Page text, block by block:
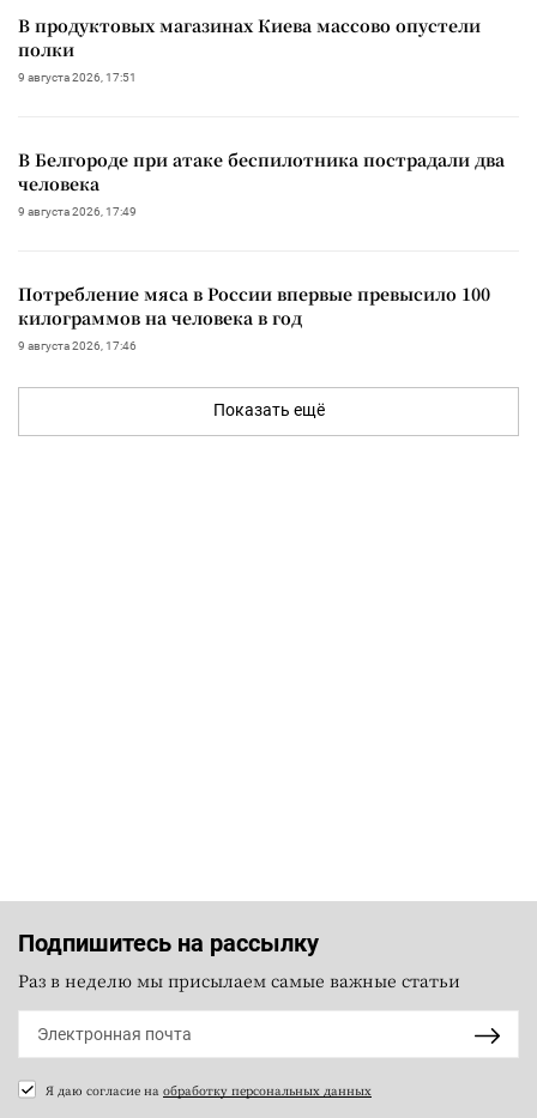
В продуктовых магазинах Киева массово опустели
полки
9 августа 2026, 17:51
В Белгороде при атаке беспилотника пострадали два
человека
9 августа 2026, 17:49
Потребление мяса в России впервые превысило 100
килограммов на человека в год
9 августа 2026, 17:46
Показать ещё
Подпишитесь на рассылку
Раз в неделю мы присылаем самые важные статьи
Я даю согласие на обработку персональных данных